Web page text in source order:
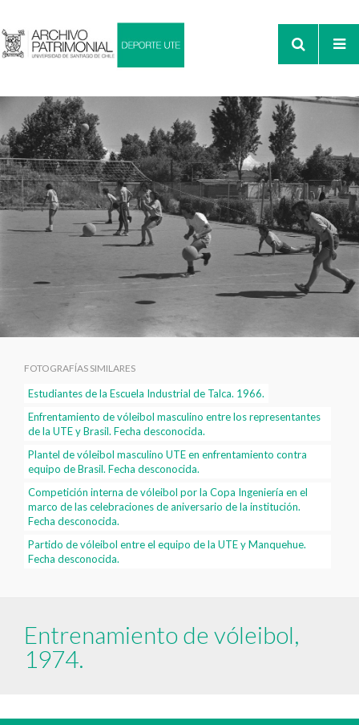
FOTOGRAFÍAS SIMILARES
Estudiantes de la Escuela Industrial de Talca. 1966.
Enfrentamiento de vóleibol masculino entre los representantes
de la UTE y Brasil. Fecha desconocida.
Plantel de vóleibol masculino UTE en enfrentamiento contra
equipo de Brasil. Fecha desconocida.
Competición interna de vóleibol por la Copa Ingeniería en el
marco de las celebraciones de aniversario de la institución.
Fecha desconocida.
Partido de vóleibol entre el equipo de la UTE y Manquehue.
Fecha desconocida.
Entrenamiento de vóleibol,
1974.